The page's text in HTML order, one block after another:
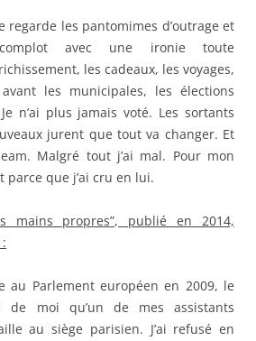
regarde les pantomimes d’outrage et
avec une ironie toute
les cadeaux, les voyages,
les municipales, les élections
n’ai plus jamais voté. Les sortants
jurent que tout va changer. Et
Malgré tout j’ai mal. Pour mon
parce que j’ai cru en lui.
mains propres”, publié en 2014,
au Parlement européen en 2009, le
de moi qu’un de mes assistants
au siège parisien. J’ai refusé en